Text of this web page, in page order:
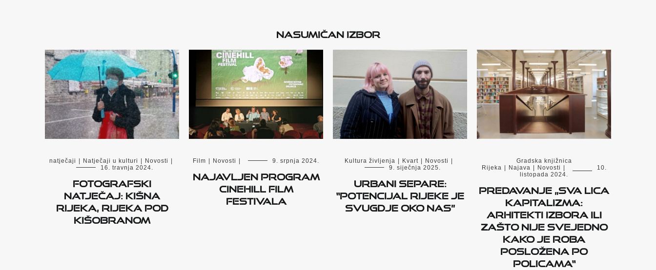
Nasumičan izbor
natječaji Natječaji u kulturi Novosti
16. travnja 2024.
Fotografski
natječaj: Kišna
Rijeka, Rijeka pod
kišobranom
Film Novosti 9. srpnja 2024.
Najavljen program
Cinehill film
festivala
Kultura življenja Kvart Novosti
9. siječnja 2025.
Urbani separe:
“Potencijal Rijeke je
svugdje oko nas”
Gradska knjižnica
Rijeka
Najava Novosti
10.
listopada 2024.
Predavanje „Sva lica
kapitalizma:
Arhitekti izbora ili
zašto nije svejedno
kako je roba
posložena po
policama“